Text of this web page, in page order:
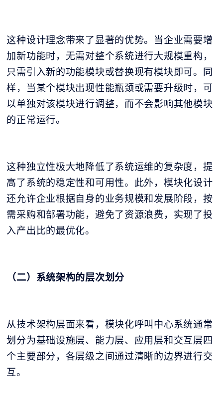
这种设计理念带来了显著的优势。当企业需要增
加新功能时，无需对整个系统进行大规模重构，
只需引入新的功能模块或替换现有模块即可。同
样，当某个模块出现性能瓶颈或需要升级时，可
以单独对该模块进行调整，而不会影响其他模块
的正常运行。
这种独立性极大地降低了系统运维的复杂度，提
高了系统的稳定性和可用性。此外，模块化设计
还允许企业根据自身的业务规模和发展阶段，按
需采购和部署功能，避免了资源浪费，实现了投
入产出比的最优化。
（二）系统架构的层次划分
从技术架构层面来看，模块化呼叫中心系统通常
划分为基础设施层、能力层、应用层和交互层四
个主要部分，各层级之间通过清晰的边界进行交
互。